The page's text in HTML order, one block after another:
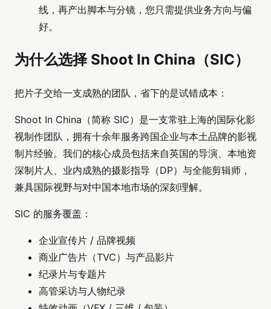
线，再产出脚本与分镜，您只需提供业务方向与偏
好。
为什么选择 Shoot In China（SIC）
把片子交给一支成熟的团队，省下的是试错成本：
Shoot In China（简称 SIC）是一支常驻上海的国际化影
视制作团队，拥有十余年服务跨国企业与本土品牌的影视
制片经验。我们的核心成员包括来自英国的导演、本地资
深制片人、业内成熟的摄影指导（DP）与全能剪辑师，
兼具国际视野与对中国本地市场的深刻理解。
SIC 的服务覆盖：
企业宣传片 / 品牌视频
商业广告片（TVC）与产品影片
纪录片与专题片
高管采访与人物纪录